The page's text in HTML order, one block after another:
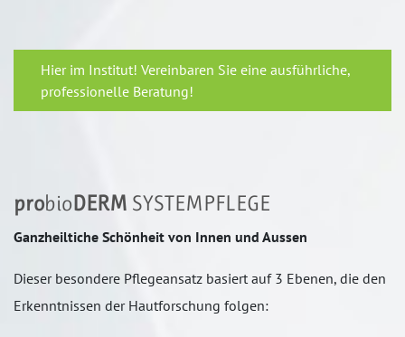
Hier im Institut! Vereinbaren Sie eine ausführliche,
professionelle Beratung!
probioDERM SYSTEMPFLEGE
Ganzheiltiche Schönheit von Innen und Aussen
Dieser besondere Pflegeansatz basiert auf 3 Ebenen, die den
Erkenntnissen der Hautforschung folgen: